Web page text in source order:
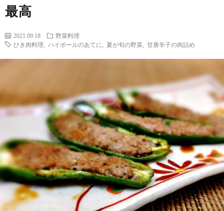
最高
2021.09.18
野菜料理
ひき肉料理
ハイボールのあてに 夏が旬の野菜 甘唐辛子の肉詰め